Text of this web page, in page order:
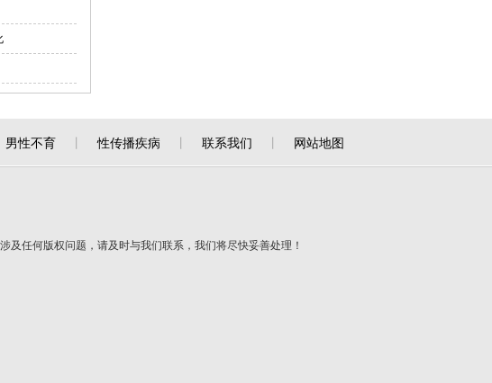
男性不育 性传播疾病 联系我们 网站地图
及任何版权问题，请及时与我们联系，我们将尽快妥善处理！